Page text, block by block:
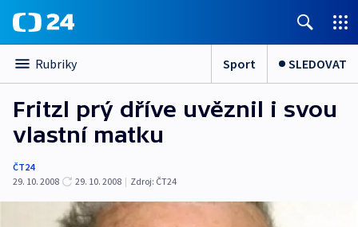
Rubriky Sport SLEDOVAT
Fritzl prý dříve uvěznil i svou
vlastní matku
ČT24
29. 10. 2008
29. 10. 2008 | Zdroj: ČT24